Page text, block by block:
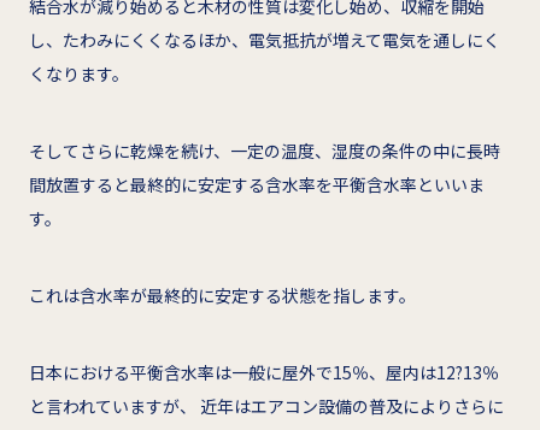
結合水が減り始めると木材の性質は変化し始め、収縮を開始
し、たわみにくくなるほか、電気抵抗が増えて電気を通しにく
くなります。
そしてさらに乾燥を続け、一定の温度、湿度の条件の中に長時
間放置すると最終的に安定する含水率を平衡含水率といいま
す。
これは含水率が最終的に安定する状態を指します。
日本における平衡含水率は一般に屋外で15％、屋内は12?13％
と言われていますが、 近年はエアコン設備の普及によりさらに